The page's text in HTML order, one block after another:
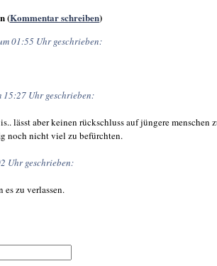
(Kommentar schreiben)
01:55 Uhr geschrieben:
Uhr geschrieben:
lässt aber keinen rückschluss auf jüngere menschen
noch nicht viel zu befürchten.
Uhr geschrieben:
es zu verlassen.